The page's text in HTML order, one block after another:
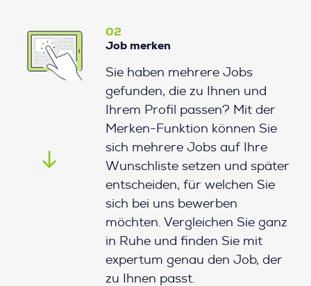
02
Job merken
Sie haben mehrere Jobs
gefunden, die zu Ihnen und
Ihrem Profil passen? Mit der
Merken-Funktion können Sie
sich mehrere Jobs auf Ihre
Wunschliste setzen und später
entscheiden, für welchen Sie
sich bei uns bewerben
möchten. Vergleichen Sie ganz
in Ruhe und finden Sie mit
expertum genau den Job, der
zu Ihnen passt.